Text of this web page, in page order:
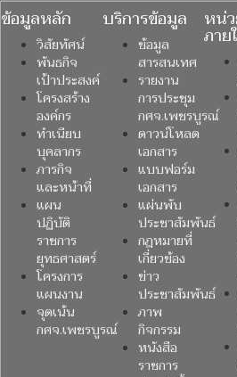
ข้อมูลหลัก
วิสัยทัศน์
พันธกิจ
เป้าประสงค์
โครงสร้าง
องค์กร
ทำเนียบ
บุคลากร
ภารกิจ
และหน้าที่
แผน
ปฏิบัติ
ราชการ
ยุทธศาสตร์
โครงการ
แผนงาน
จุดเน้น
กศจ.เพชรบูรณ์
บริการข้อมูล
ข้อมูล
สารสนเทศ
รายงาน
การประชุม
กศจ.เพชรบูรณ์
ดาวน์โหลด
เอกสาร
แบบฟอร์ม
เอกสาร
แผ่นพับ
ประชาสัมพันธ์
กฎหมายที่
เกี่ยวข้อง
ข่าว
ประชาสัมพันธ์
ภาพ
กิจกรรม
หนังสือ
ราชการ
หน่
ภาย